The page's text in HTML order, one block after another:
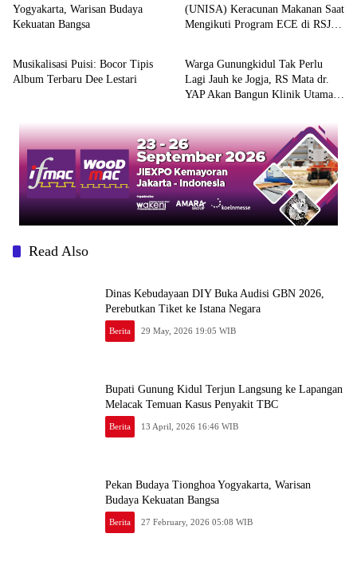
Yogyakarta, Warisan Budaya
Kekuatan Bangsa
(UNISA) Keracunan Makanan Saat
Mengikuti Program ECE di RSJ
Kesenian
Musikalisasi Puisi: Bocor Tipis
Album Terbaru Dee Lestari
Kesehatan
Warga Gunungkidul Tak Perlu
Lagi Jauh ke Jogja, RS Mata dr.
YAP Akan Bangun Klinik Utama
Read Also
Dinas Kebudayaan DIY Buka Audisi GBN 2026,
Perebutkan Tiket ke Istana Negara
Berita 29 May, 2026 19:05 WIB
Bupati Gunung Kidul Terjun Langsung ke Lapangan
Melacak Temuan Kasus Penyakit TBC
Berita 13 April, 2026 16:46 WIB
Pekan Budaya Tionghoa Yogyakarta, Warisan
Budaya Kekuatan Bangsa
Berita 27 February, 2026 05:08 WIB